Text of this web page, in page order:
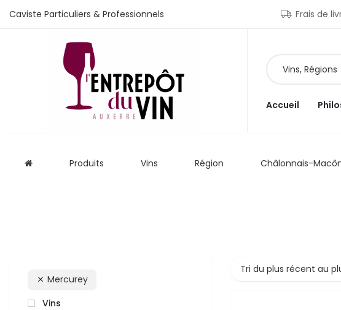
Caviste Particuliers & Professionnels Frais de
Accueil
Produits Vins Région Châlonnais-
Tri du plus récent au
Mercurey
Vins